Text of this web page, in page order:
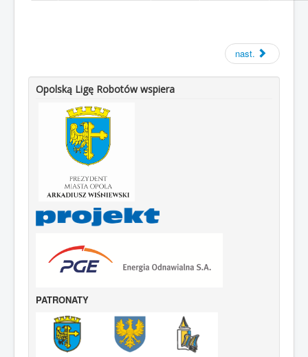
nast.
Opolską Ligę Robotów wspiera
PATRONATY